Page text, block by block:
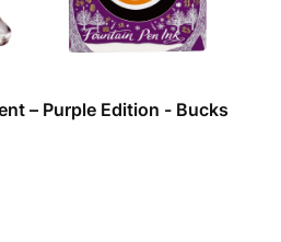
– Purple Edition - Bucks